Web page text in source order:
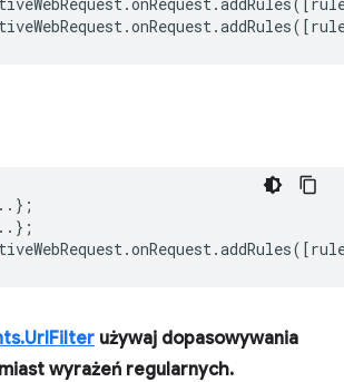
.onRequest.addRules([
.onRequest.addRules([
używaj dopasowywania
wyrażeń regularnych.